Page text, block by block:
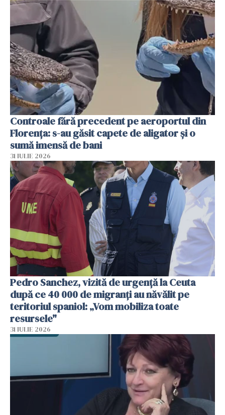
Controale fără precedent pe aeroportul din
Florența: s-au găsit capete de aligator și o
sumă imensă de bani
31 IULIE 2026
Pedro Sanchez, vizită de urgență la Ceuta
după ce 40 000 de migranți au năvălit pe
teritoriul spaniol: „Vom mobiliza toate
resursele"
31 IULIE 2026